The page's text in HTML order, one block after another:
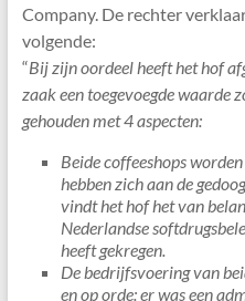
Company. De rechter
volgende:
“Bij zijn oordeel heeft het hof
zaak een toegevoegde waarde
gehouden met 4 aspecten:
Beide coffeeshops
hebben zich aan de
vindt het hof het van
Nederlandse
heeft gekregen.
De bedrijfsvoering van
en op orde: er was een